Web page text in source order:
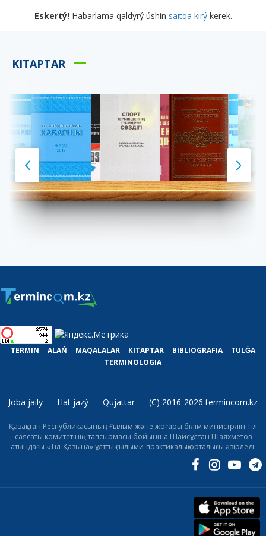
Eskertý!Habarlama qaldyrý úshin saıtqa kirýkerek.
KITAPTAR
TERMIN ALAŃ MAQALALAR KITAPTAR BIBLIOGRAFIA
TULǴA
TERMINOLOGIA
Joba jaıly Hat jazý Qujattar (C) 2016-2026 termincom.kz
Қазақстан Республикасының Ғылым және жоғары білім министрлігі Тіл
саясаты комитетінің тапсырмасы бойынша Шайсұлтан Шаяхметов
атындағы «Тіл-Қазына» ұлттық ғылыми-практикалық орталығы әзірледі.